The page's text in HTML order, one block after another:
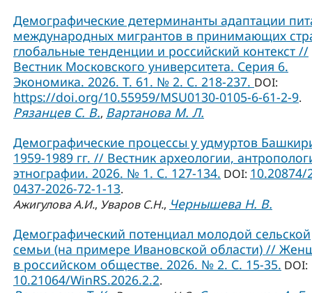
Демографические детерминанты адаптации
международных мигрантов в принимающих
глобальные тенденции и российский контекст //
Вестник Московского университета. Серия 6.
Экономика. 2026. Т. 61. № 2. С. 218-237. DOI:
https://doi.org/10.55959/MSU0130-0105-6-61-2-9.
Рязанцев С. В., Вартанова М. Л.
Демографические процессы у удмуртов
1959-1989 гг. // Вестник археологии,
этнографии. 2026. № 1. С. 127-134. DOI: 10.20874/
0437-2026-72-1-13.
Ажигулова А.И., Уваров С.Н., Чернышева Н. В.
Демографический потенциал молодой сельской
семьи (на примере Ивановской области) //
в российском обществе. 2026. № 2. С. 15-35. DOI:
10.21064/WinRS.2026.2.2.